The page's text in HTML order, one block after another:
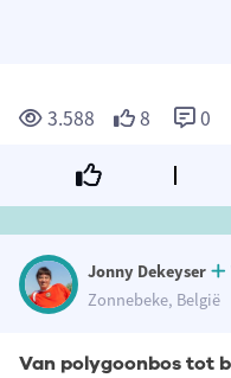
3.588 8 0
Jonny Dekeyser
Zonnebeke, België
Van polygoonbos tot